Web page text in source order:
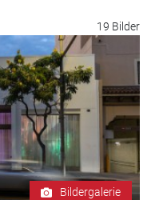
19 Bilder
Bildergalerie